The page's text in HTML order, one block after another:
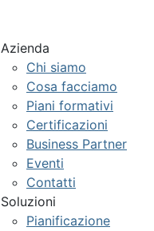
Azienda
Chi siamo
Cosa facciamo
Piani formativi
Certificazioni
Business Partner
Eventi
Contatti
Soluzioni
Pianificazione